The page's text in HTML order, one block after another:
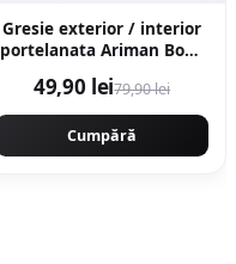
Gresie exterior / interior
portelanata Ariman Bone
rectificata aspect ciment
49,90 lei79,90 lei
Cumpără